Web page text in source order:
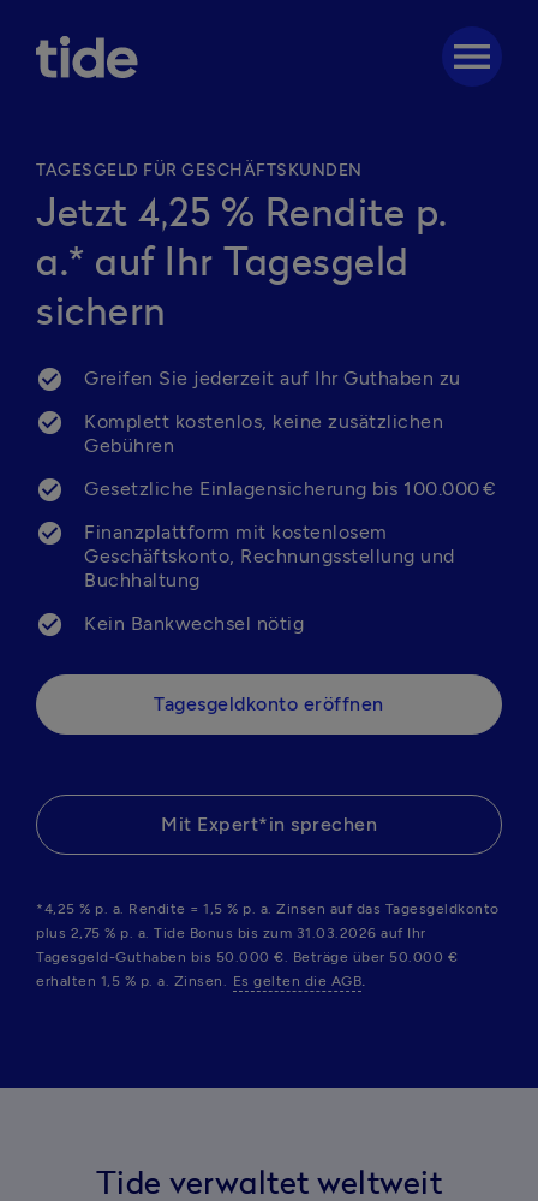
menu
TAGESGELD FÜR GESCHÄFTSKUNDEN
Jetzt 4,25 % Rendite p.
a.* auf Ihr Tagesgeld
sichern
Greifen Sie jederzeit auf Ihr Guthaben zu
Komplett kostenlos, keine zusätzlichen
Gebühren
Gesetzliche Einlagensicherung bis 100.000 €
Finanzplattform mit kostenlosem
Geschäftskonto, Rechnungsstellung und
Buchhaltung
Kein Bankwechsel nötig
Tagesgeldkonto eröffnen
Mit Expert*in sprechen
*4,25 % p. a. Rendite = 1,5 % p. a. Zinsen auf das Tagesgeldkonto
plus 2,75 % p. a. Tide Bonus bis zum 31.03.2026 auf Ihr
Tagesgeld-Guthaben bis 50.000 €. Beträge über 50.000 €
erhalten 1,5 % p. a. Zinsen. Es gelten die AGB.
Tide verwaltet weltweit